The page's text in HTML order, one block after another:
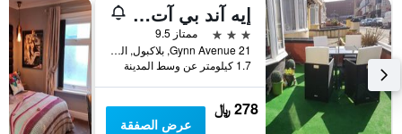
إيه آند بي آت ذا شيرون هاوس
3 نجوم
ممتاز 9.5
21 Gynn Avenue, بلاكبول, المملكة المتحدة
1.7 كيلومتر عن وسط المدينة
278 ﷼
عرض الصفقة